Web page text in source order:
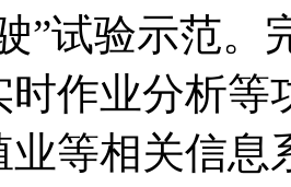
”试验示范。
时作业分析等
业等相关信息